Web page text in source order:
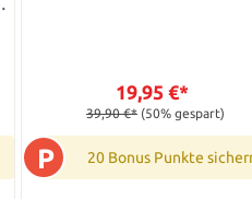
19,95 €*
39,90 €* (50% gespart)
P 20 Bonus Punkte